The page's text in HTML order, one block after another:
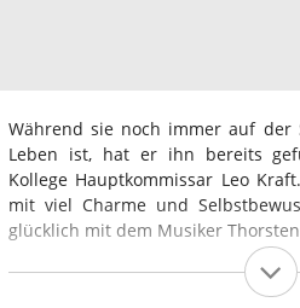
Während sie noch immer auf der
Leben ist, hat er ihn bereits
Kollege Hauptkommissar Leo
mit viel Charme und
glücklich mit dem Musiker
Nina hingegen ist äußerst